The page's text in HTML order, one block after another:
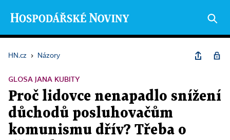
HN.cz › Názory
GLOSA JANA KUBITY
Proč lidovce nenapadlo snížení
důchodů posluhovačům
komunismu dřív? Třeba o